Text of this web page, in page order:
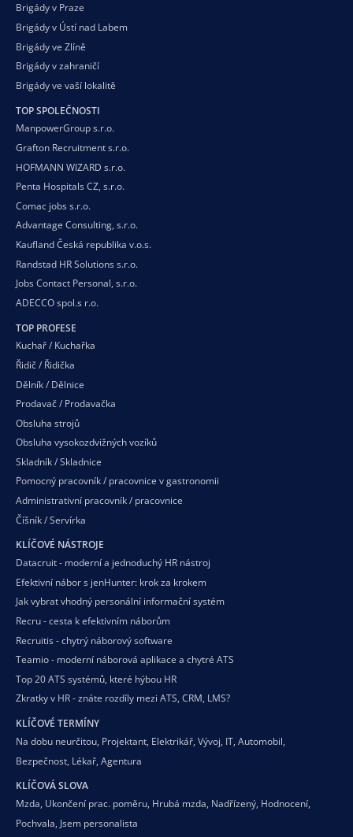
Brigády v Praze
Brigády v Ústí nad Labem
Brigády ve Zlíně
Brigády v zahraničí
Brigády ve vaší lokalitě
TOP SPOLEČNOSTI
ManpowerGroup s.r.o.
Grafton Recruitment s.r.o.
HOFMANN WIZARD s.r.o.
Penta Hospitals CZ, s.r.o.
Comac jobs s.r.o.
Advantage Consulting, s.r.o.
Kaufland Česká republika v.o.s.
Randstad HR Solutions s.r.o.
Jobs Contact Personal, s.r.o.
ADECCO spol.s r.o.
TOP PROFESE
Kuchař / Kuchařka
Řidič / Řidička
Dělník / Dělnice
Prodavač / Prodavačka
Obsluha strojů
Obsluha vysokozdvižných vozíků
Skladník / Skladnice
Pomocný pracovník / pracovnice v gastronomii
Administrativní pracovník / pracovnice
Číšník / Servírka
KLÍČOVÉ NÁSTROJE
Datacruit - moderní a jednoduchý HR nástroj
Efektivní nábor s jenHunter: krok za krokem
Jak vybrat vhodný personální informační systém
Recru - cesta k efektivním náborům
Recruitis - chytrý náborový software
Teamio - moderní náborová aplikace a chytré ATS
Top 20 ATS systémů, které hýbou HR
Zkratky v HR - znáte rozdíly mezi ATS, CRM, LMS?
KLÍČOVÉ TERMÍNY
Na dobu neurčitou, Projektant, Elektrikář, Vývoj, IT, Automobil,
Bezpečnost, Lékař, Agentura
KLÍČOVÁ SLOVA
Mzda, Ukončení prac. poměru, Hrubá mzda, Nadřízený, Hodnocení,
Pochvala, Jsem personalista